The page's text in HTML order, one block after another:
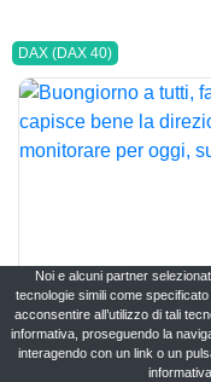
DAX (DAX 40)
Noi e alcuni partner
tecnologie simili come specificato
acconsentire all’utilizzo di tali
informativa, proseguendo la
interagendo con un link o un
informativa.